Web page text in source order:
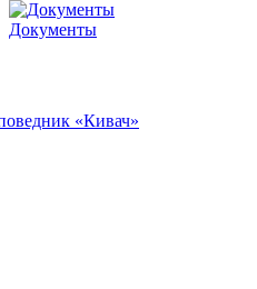
Документы